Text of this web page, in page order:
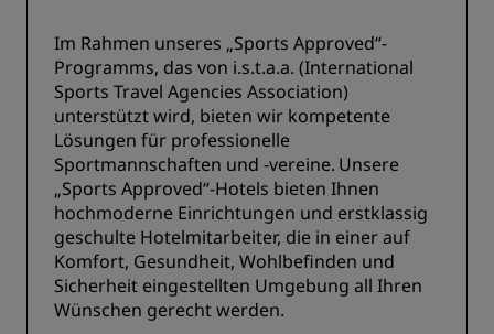
Im Rahmen unseres „Sports Approved“-
Programms, das von i.s.t.a.a. (International
Sports Travel Agencies Association)
unterstützt wird, bieten wir kompetente
Lösungen für professionelle
Sportmannschaften und -vereine. Unsere
„Sports Approved“-Hotels bieten Ihnen
hochmoderne Einrichtungen und erstklassig
geschulte Hotelmitarbeiter, die in einer auf
Komfort, Gesundheit, Wohlbefinden und
Sicherheit eingestellten Umgebung all Ihren
Wünschen gerecht werden.